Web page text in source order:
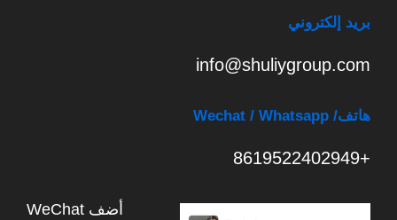
بريد إلكتروني
info@shuliygroup.com
هاتف/ Wechat / Whatsapp
أضف WeChat